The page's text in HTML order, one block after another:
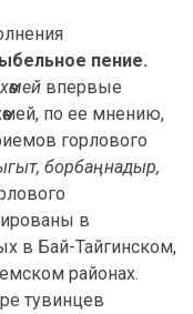
пение.
впервые
по ее мнению,
горлового
борбаӊнадыр,
в
в Бай-Тайгинском,
районах.
тувинцев